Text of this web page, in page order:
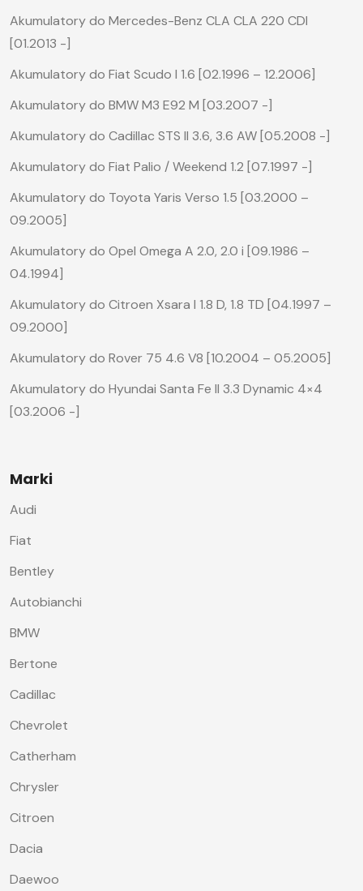
Akumulatory do Mercedes-Benz CLA CLA 220 CDI
[01.2013 -]
Akumulatory do Fiat Scudo I 1.6 [02.1996 – 12.2006]
Akumulatory do BMW M3 E92 M [03.2007 -]
Akumulatory do Cadillac STS II 3.6, 3.6 AW [05.2008 -]
Akumulatory do Fiat Palio / Weekend 1.2 [07.1997 -]
Akumulatory do Toyota Yaris Verso 1.5 [03.2000 –
09.2005]
Akumulatory do Opel Omega A 2.0, 2.0 i [09.1986 –
04.1994]
Akumulatory do Citroen Xsara I 1.8 D, 1.8 TD [04.1997 –
09.2000]
Akumulatory do Rover 75 4.6 V8 [10.2004 – 05.2005]
Akumulatory do Hyundai Santa Fe II 3.3 Dynamic 4×4
[03.2006 -]
Marki
Audi
Fiat
Bentley
Autobianchi
BMW
Bertone
Cadillac
Chevrolet
Catherham
Chrysler
Citroen
Dacia
Daewoo